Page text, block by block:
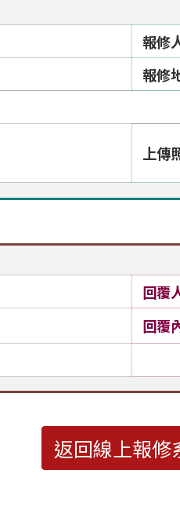
報修
報修
上傳
回覆
回覆
返回線上報修